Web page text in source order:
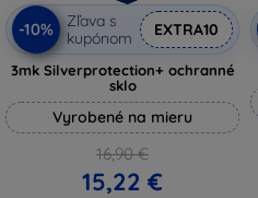
-10%
Zľava s
kupónom
EXTRA10
3mk Silverprotection+ ochranné
sklo
Vyrobené na mieru
16,90 €
15,22 €